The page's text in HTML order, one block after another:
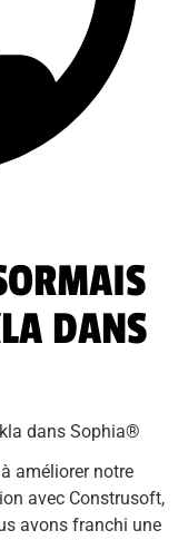
DANS
dans Sophia®
améliorer notre
avec Construsoft,
avons franchi une